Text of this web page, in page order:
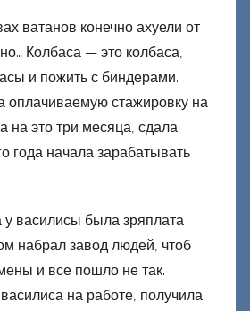
ватанов конечно ахуели от
Колбаса — это колбаса,
и пожить с биндерами.
оплачиваемую стажировку на
на это три месяца, сдала
года начала зарабатывать
василисы была зряплата
набрал завод людей, чтоб
и все пошло не так.
на работе, получила